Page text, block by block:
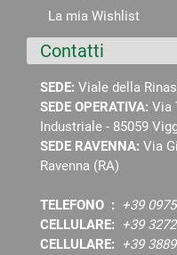
La mia Wishlist
Contatti
SEDE: Viale della
SEDE OPERATIVA: Via
Industriale - 85059
SEDE RAVENNA: Via
Ravenna (RA)
TELEFONO :
+39
CELLULARE:
+39
CELLULARE:
+39